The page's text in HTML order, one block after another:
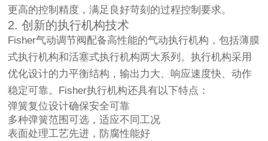
更高的控制精度，满足良好苛刻的过程控制要求。
2. 创新的执行机构技术
Fisher气动调节阀配备高性能的气动执行机构，包括薄膜
式执行机构和活塞式执行机构两大系列。执行机构采用
优化设计的力平衡结构，输出力大、响应速度快、动作
稳定可靠。Fisher执行机构还具有以下特点：
弹簧复位设计确保安全可靠
多种弹簧范围可选，适应不同工况
表面处理工艺先进，防腐性能好